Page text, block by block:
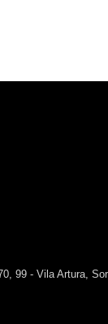
99 - Vila Artura,